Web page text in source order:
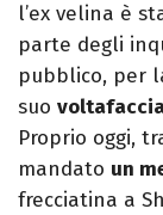
l’ex velina è
parte degli
pubblico, per
suo
Proprio oggi,
mandato un
frecciatina a